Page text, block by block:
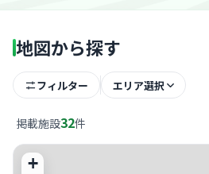
地図から探す
フィルター エリア選択
掲載施設32件
+